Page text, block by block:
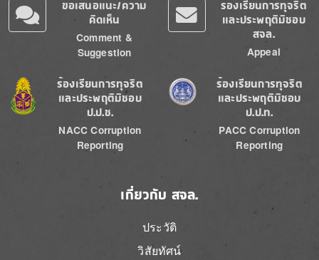
ข้อเสนอแนะ/ความ
คิดเห็น
Comment &
Suggestion
ร้องเรียนการทุจริต
และประพฤติมิชอบ
สจล.
Appeal
Image
ร้องเรียนการทุจริต
และประพฤติมิชอบ
ป.ป.ช.
NACC Corruption
Reporting
Image
ร้องเรียนการทุจริต
และประพฤติมิชอบ
ป.ป.ท.
PACC Corruption
Reporting
เกี่ยวกับ สจล.
ประวัติ
วิสัยทัศน์